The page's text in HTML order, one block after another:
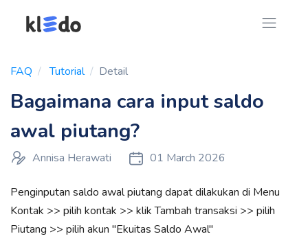
FAQ Tutorial Detail
Bagaimana cara input saldo
awal piutang?
Annisa Herawati 01 March 2026
Penginputan saldo awal piutang dapat dilakukan di Menu
Kontak >> pilih kontak >> klik Tambah transaksi >> pilih
Piutang >> pilih akun "Ekuitas Saldo Awal"